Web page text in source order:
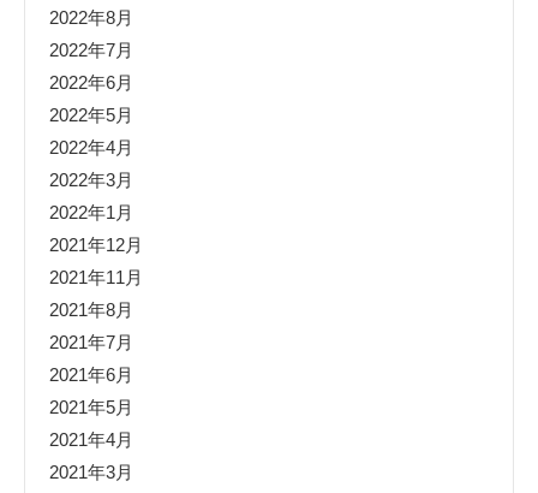
2022年8月
2022年7月
2022年6月
2022年5月
2022年4月
2022年3月
2022年1月
2021年12月
2021年11月
2021年8月
2021年7月
2021年6月
2021年5月
2021年4月
2021年3月